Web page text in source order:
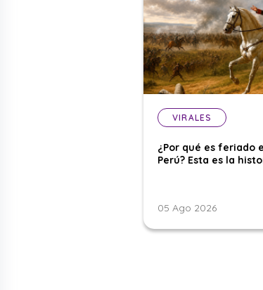
VIRALES
¿Por qué es feriado
Perú? Esta es la
05 Ago 2026